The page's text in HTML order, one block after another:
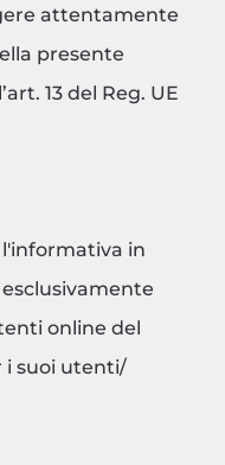
attentamente
presente
13 del Reg. UE
in
online del
i suoi utenti/